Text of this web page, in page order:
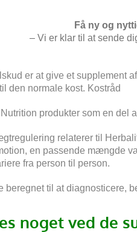
Få ny og
– Vi er klar til at sende
er at give et
den normale kost. Kostråd
produkter som en del
relaterer til
en passende mængde
fra person til person.
beregnet til at diagnosticere,
noget ved de